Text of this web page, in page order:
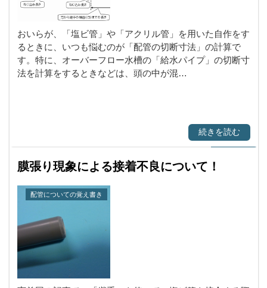
おいらが、「塩ビ管」や「アクリル管」を用いた自作をす
るときに、いつも悩むのが「配管の切断寸法」の計算で
す。特に、オーバーフロー水槽の「給水パイプ」の切断寸
法を計算をするときなどは、頭の中が混…
続きを読む
膜張り現象による接着不良について！
配管についての覚え書き